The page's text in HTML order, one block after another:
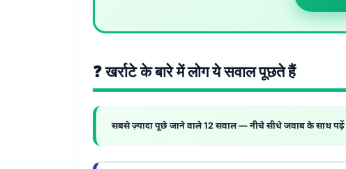
❓ खर्राटे के बारे में लोग ये सवाल पूछते हैं
सबसे ज़्यादा पूछे जाने वाले 12 सवाल — नीचे सीधे जवाब के साथ